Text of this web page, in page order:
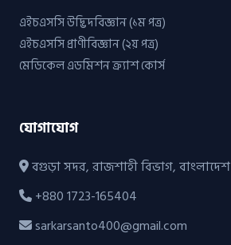
এইচএসসি উদ্ভিদবিজ্ঞান (১ম পত্র)
এইচএসসি প্রাণীবিজ্ঞান (২য় পত্র)
মেডিকেল এডমিশন ক্র্যাশ কোর্স
যোগাযোগ
বগুড়া সদর, রাজশাহী বিভাগ, বাংলাদেশ
+880 1723-165404
sarkarsanto400@gmail.com